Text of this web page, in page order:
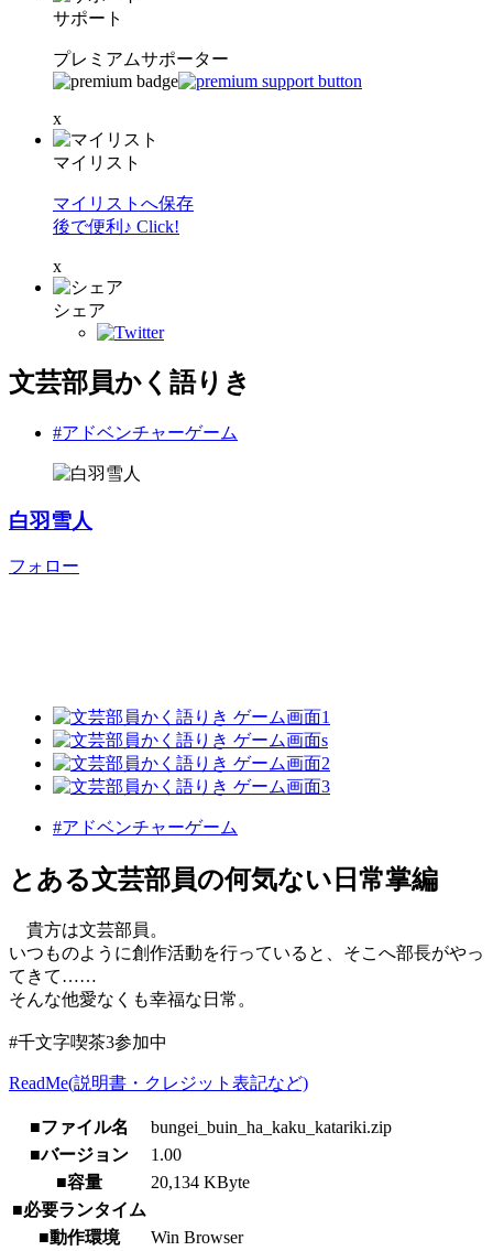
サポート
プレミアムサポーター
x
マイリスト
マイリストへ保存
後で便利♪ Click!
x
シェア
文芸部員かく語りき
#アドベンチャーゲーム
白羽雪人
フォロー
#アドベンチャーゲーム
とある文芸部員の何気ない日常掌編
貴方は文芸部員。
いつものように創作活動を行っていると、そこへ部長がやっ
てきて……
そんな他愛なくも幸福な日常。
#千文字喫茶3参加中
ReadMe(説明書・クレジット表記など)
■ファイル名
bungei_buin_ha_kaku_katariki.zip
■バージョン
1.00
■容量
20,134 KByte
■必要ランタイム
■動作環境
Win Browser